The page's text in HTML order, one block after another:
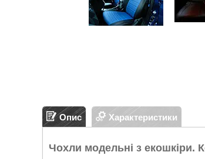
Опис Характеристики
Чохли модельні з екошкіри.